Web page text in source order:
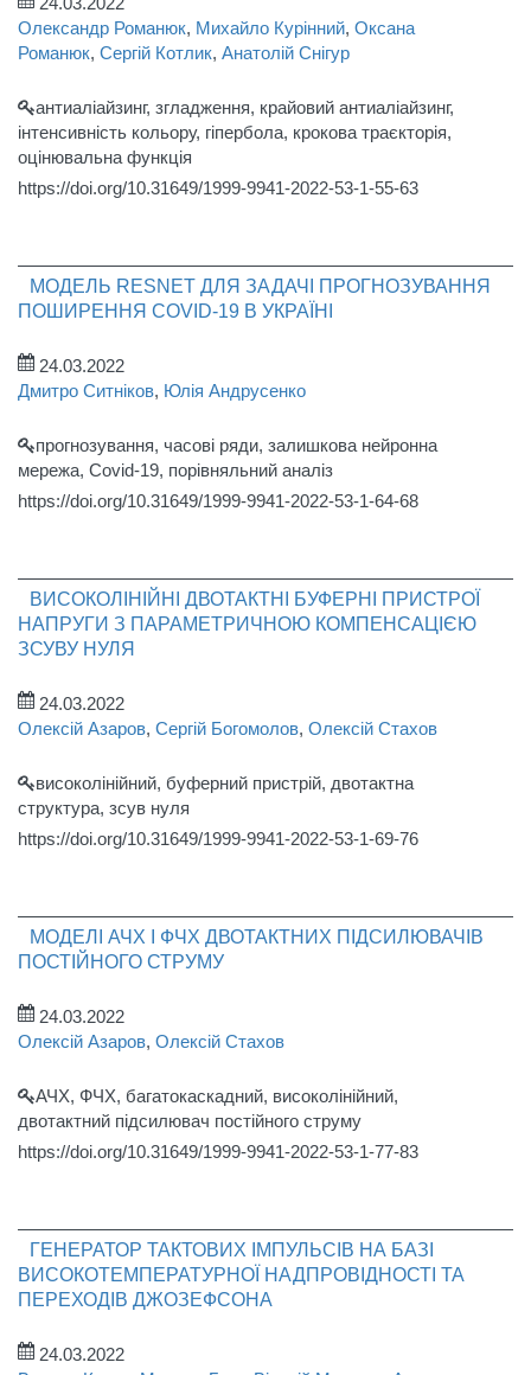
Олександр Романюк, Михайло Курінний, Оксана
Романюк, Сергій Котлик, Анатолій Снігур
антиаліайзинг, згладження, крайовий антиаліайзинг,
інтенсивність кольору, гіпербола, крокова траєкторія,
оцінювальна функція
https://doi.org/10.31649/1999-9941-2022-53-1-55-63
МОДЕЛЬ RESNET ДЛЯ ЗАДАЧІ ПРОГНОЗУВАННЯ
ПОШИРЕННЯ COVID-19 В УКРАЇНІ
24.03.2022
Дмитро Ситніков, Юлія Андрусенко
прогнозування, часові ряди, залишкова нейронна
мережа, Covid-19, порівняльний аналіз
https://doi.org/10.31649/1999-9941-2022-53-1-64-68
ВИСОКОЛІНІЙНІ ДВОТАКТНІ БУФЕРНІ ПРИСТРОЇ
НАПРУГИ З ПАРАМЕТРИЧНОЮ КОМПЕНСАЦІЄЮ
ЗСУВУ НУЛЯ
24.03.2022
Олексій Азаров, Сергій Богомолов, Олексій Стахов
високолінійний, буферний пристрій, двотактна
структура, зсув нуля
https://doi.org/10.31649/1999-9941-2022-53-1-69-76
МОДЕЛІ АЧХ І ФЧХ ДВОТАКТНИХ ПІДСИЛЮВАЧІВ
ПОСТІЙНОГО СТРУМУ
24.03.2022
Олексій Азаров, Олексій Стахов
АЧХ, ФЧХ, багатокаскадний, високолінійний,
двотактний підсилювач постійного струму
https://doi.org/10.31649/1999-9941-2022-53-1-77-83
ГЕНЕРАТОР ТАКТОВИХ ІМПУЛЬСІВ НА БАЗІ
ВИСОКОТЕМПЕРАТУРНОЇ НАДПРОВІДНОСТІ ТА
ПЕРЕХОДІВ ДЖОЗЕФСОНА
24.03.2022